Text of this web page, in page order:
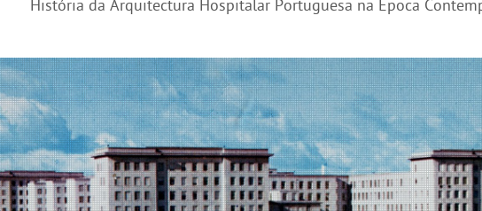
História da Arquitectura Hospitalar Portuguesa na Época